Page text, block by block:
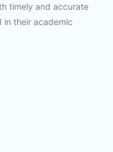
timely and accurate
in their academic